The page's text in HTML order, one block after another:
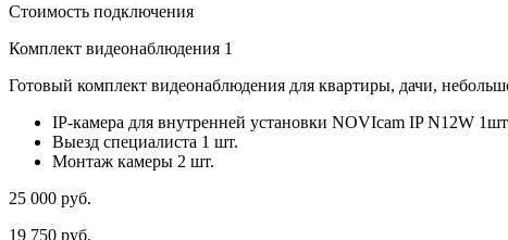
Стоимость подключения
Комплект видеонаблюдения 1
Готовый комплект видеонаблюдения для квартиры, дачи,
IP-камера для внутренней установки NOVIcam IP N12W
Выезд специалиста 1 шт.
Монтаж камеры 2 шт.
25 000 руб.
19 750 руб.